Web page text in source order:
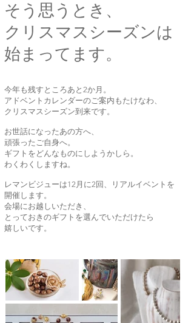
そう思うとき、
クリスマスシーズンは
始まってます。
今年も残すところあと2か月。
アドベントカレンダーのご案内もたけなわ、
クリスマスシーズン到来です。
お世話になったあの方へ、
頑張ったご自身へ。
ギフトをどんなものにしようかしら。
わくわくしますね。
レマンビジューは12月に2回、リアルイベントを
開催します。
会場にお越しいただき、
とっておきのギフトを選んでいただけたら
嬉しいです。